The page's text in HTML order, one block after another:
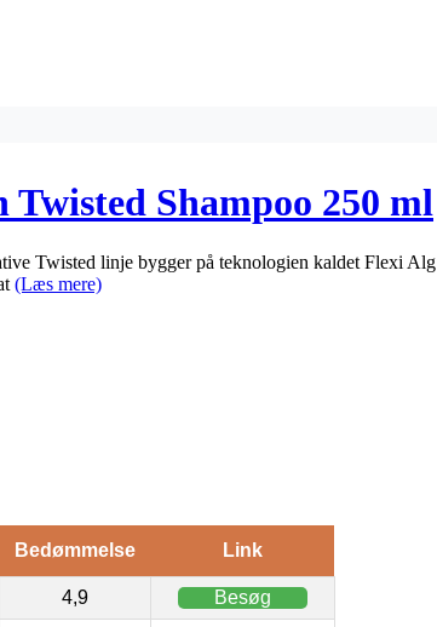
Twisted Shampoo 250 ml
Twisted linje bygger på teknologien kaldet Flexi Alg
(Læs mere)
Bedømmelse Link
4,9 Besøg